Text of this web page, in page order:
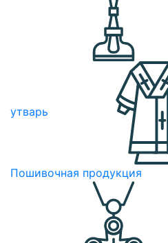
утварь
Пошивочная продукция